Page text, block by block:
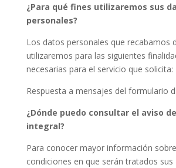
¿Para qué fines utilizaremos sus
personales?
Los datos personales que recabamos
utilizaremos para las siguientes
necesarias para el servicio que solicita:
Respuesta a mensajes del formulario
¿Dónde puedo consultar el aviso
integral?
Para conocer mayor información
condiciones en que serán tratados sus